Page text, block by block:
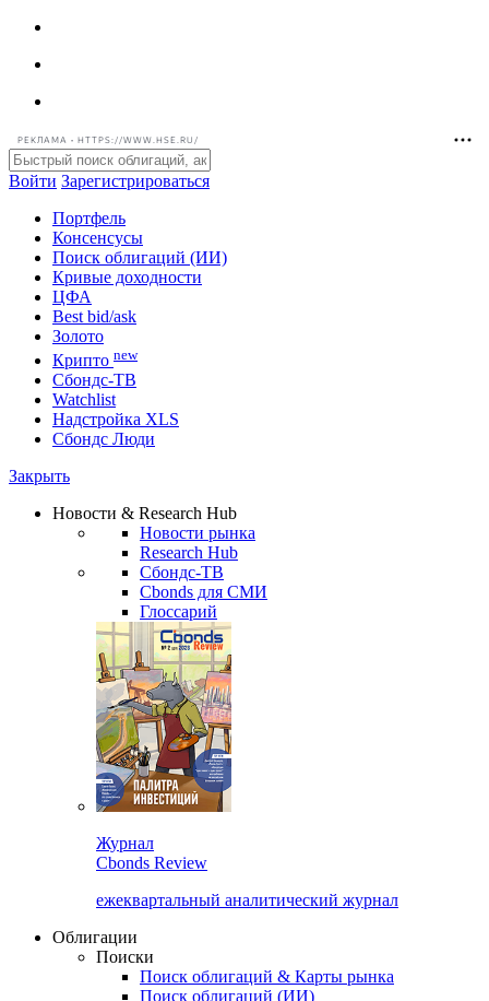
РЕКЛАМА • HTTPS://WWW.HSE.RU/
Войти Зарегистрироваться
Портфель
Консенсусы
Поиск облигаций (ИИ)
Кривые доходности
ЦФА
Best bid/ask
Золото
Крипто new
Watchlist
Сбондс Люди
Новости & Research Hub
Новости рынка
Research Hub
Сбондс-ТВ
Cbonds для СМИ
Глоссарий
Cbonds Review
ежеквартальный аналитический журнал